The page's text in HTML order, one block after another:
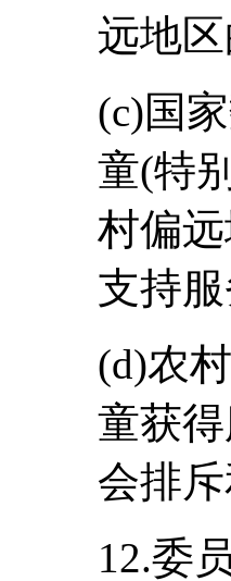
远地
(c)国
童(特
村偏
支持
(d)农
童获
会排
12.委